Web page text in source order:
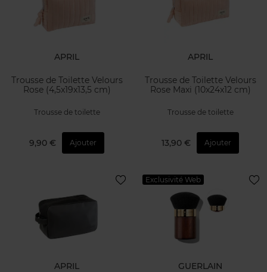
APRIL
Trousse de Toilette Velours
Rose (4,5x19x13,5 cm)
Trousse de toilette
9,90 € Ajouter
APRIL
Trousse de Toilette Velours
Rose Maxi (10x24x12 cm)
Trousse de toilette
13,90 € Ajouter
APRIL
Exclusivité Web
GUERLAIN